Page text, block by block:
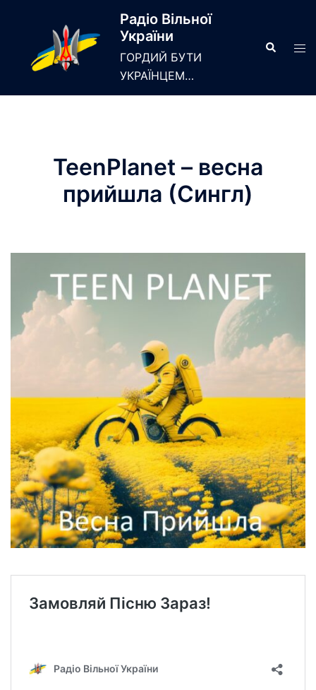
Радіо Вільної
України
ГОРДИЙ БУТИ
УКРАЇНЦЕМ…
Search
TeenPlanet – весна
прийшла (Сингл)